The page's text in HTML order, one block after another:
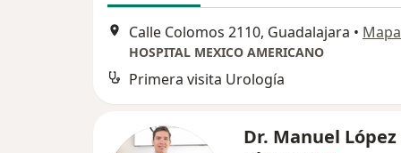
Calle Colomos 2110, Guadalajara • Mapa
HOSPITAL MEXICO AMERICANO
Primera visita Urología
Dr. Manuel López